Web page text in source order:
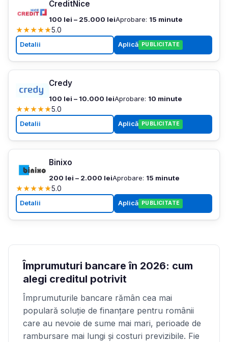
CreditNice
100 lei – 25.000 leiAprobare: 15 minute
★★★★★5.0
Detalii Aplică PUBLICITATE
Credy
100 lei – 10.000 leiAprobare: 10 minute
★★★★★5.0
Detalii Aplică PUBLICITATE
Binixo
200 lei – 2.000 leiAprobare: 15 minute
★★★★★5.0
Detalii Aplică PUBLICITATE
Împrumuturi bancare în 2026: cum
alegi creditul potrivit
Împrumuturile bancare rămân cea mai
populară soluţie de finanţare pentru românii
care au nevoie de sume mai mari, perioade de
rambursare mai lungi și costuri previzibile. Fie